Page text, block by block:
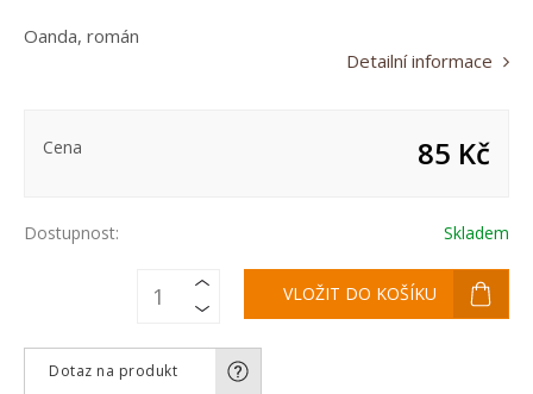
Oanda, román
Detailní informace
Cena 85 Kč
Dostupnost: Skladem
Dotaz na produkt